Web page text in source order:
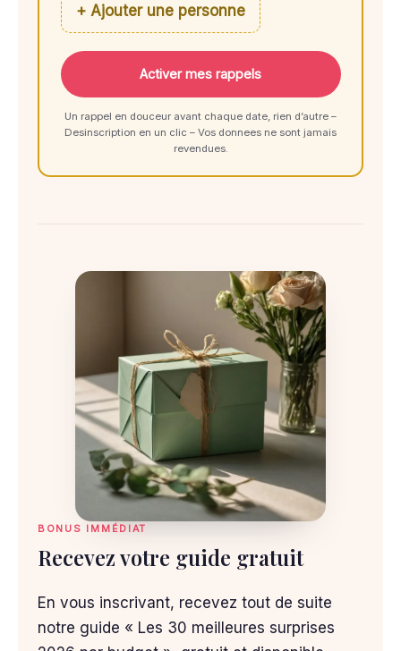
+ Ajouter une personne
Activer mes rappels
Un rappel en douceur avant chaque date, rien d’autre –
Desinscription en un clic – Vos donnees ne sont jamais
revendues.
BONUS IMMÉDIAT
Recevez votre guide gratuit
En vous inscrivant, recevez tout de suite
notre guide « Les 30 meilleures surprises